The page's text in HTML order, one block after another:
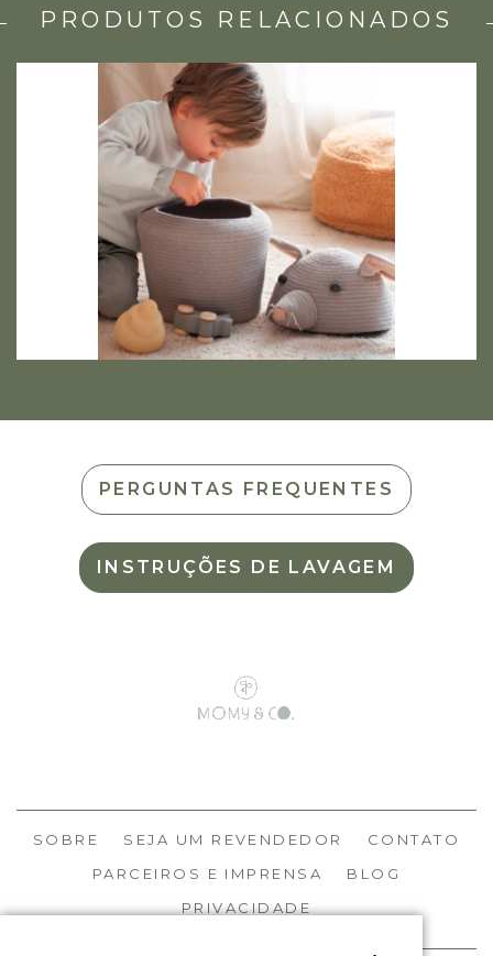
PRODUTOS RELACIONADOS
PERGUNTAS FREQUENTES
INSTRUÇÕES DE LAVAGEM
SOBRE SEJA UM REVENDEDOR
CONTATO
PARCEIROS E IMPRENSA
BLOG
PRIVACIDADE